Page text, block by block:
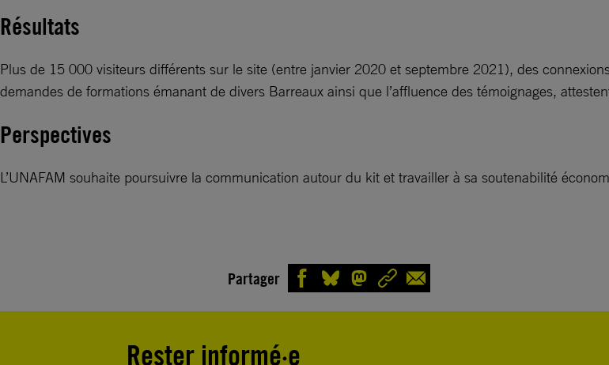
Résultats
Plus de 15 000 visiteurs différents sur le site (entre janvier 2020 et septembre 2021), des
demandes de formations émanant de divers Barreaux ainsi que l’affluence des témoignages,
Perspectives
L’UNAFAM souhaite poursuivre la communication autour du kit et travailler à sa soutenabilité
Partager
Rester informé·e